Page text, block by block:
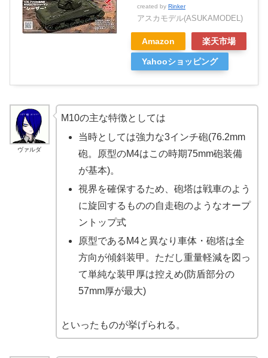
created by Rinker
アスカモデル(ASUKAMODEL)
Amazon 楽天市場
Yahooショッピング
ヴァルダ
M10の主な特徴としては
当時としては強力な3インチ砲(76.2mm
砲。原型のM4はこの時期75mm砲装備
が基本)。
視界を確保するため、砲塔は戦車のよう
に旋回するものの自走砲のようなオープ
ントップ式
原型であるM4と異なり車体・砲塔は全
方向が傾斜装甲。ただし重量軽減を図っ
て単純な装甲厚は控えめ(防盾部分の
57mm厚が最大)
といったものが挙げられる。